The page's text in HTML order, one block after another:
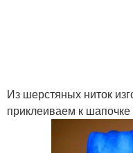
Из шерстяных ниток
приклеиваем к шапочке